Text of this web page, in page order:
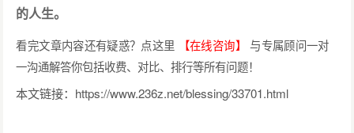
的人生。
看完文章内容还有疑惑？点这里 【在线咨询】
与专属顾问一对
一沟通解答你包括收费、对比、排行等所有问题！
本文链接： https://www.236z.net/blessing/33701.html